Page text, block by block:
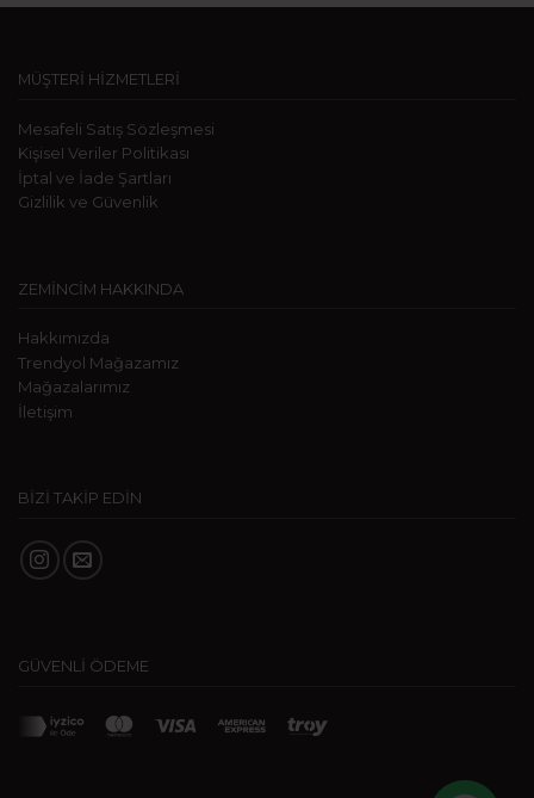
MÜŞTERİ HİZMETLERİ
Mesafeli Satış Sözleşmesi
KişiseI Veriler Politikası
İptal ve İade Şartları
Gizlilik ve Güvenlik
ZEMİNCİM HAKKINDA
Hakkımızda
Trendyol Mağazamız
Mağazalarımız
İletişim
BİZİ TAKİP EDİN
GÜVENLİ ÖDEME